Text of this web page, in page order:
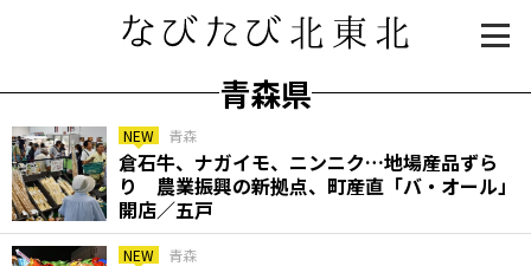
青森県
NEW 青森
倉石牛、ナガイモ、ニンニク…地場産品ずら
り 農業振興の新拠点、町産直「バ・オール」
開店／五戸
NEW 青森